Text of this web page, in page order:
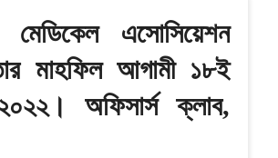
মেডিকেল এসোসিয়েশন
মাহফিল আগামী ১৮ই
অফিসার্স ক্লাব,